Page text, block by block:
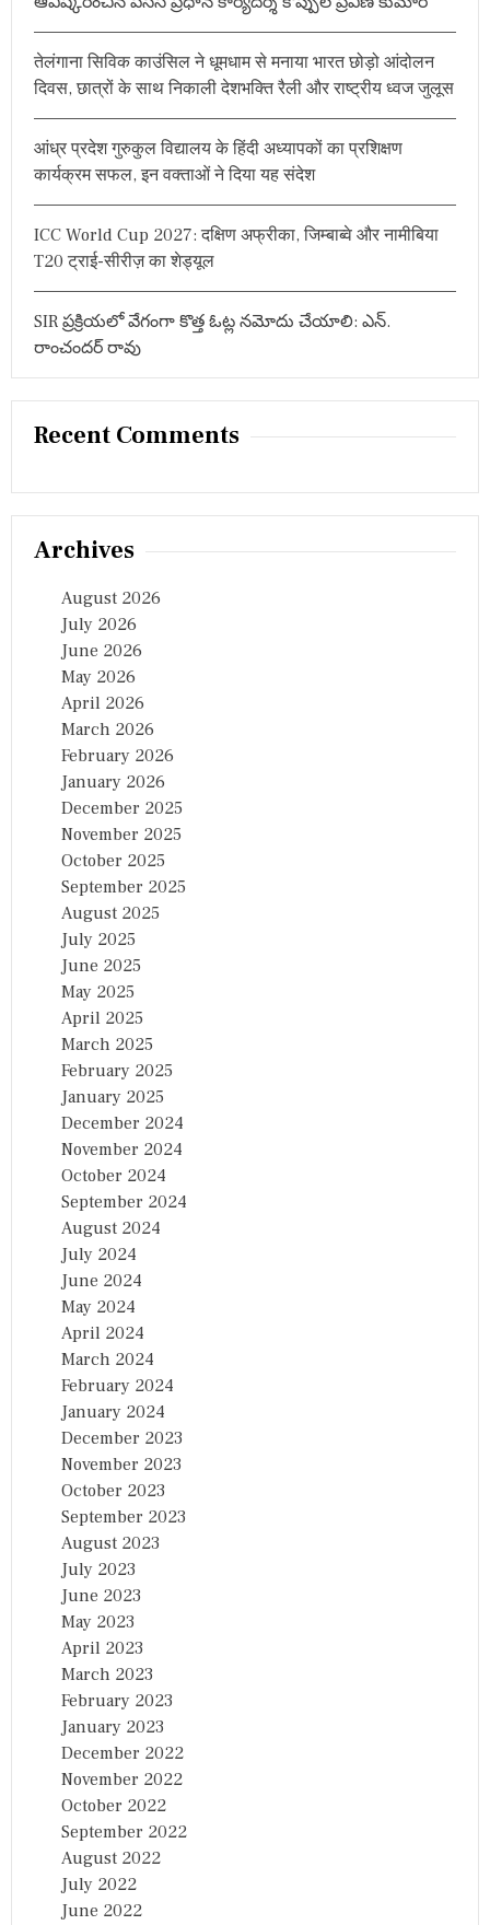
तेलंगाना सिविक काउंसिल ने धूमधाम से मनाया भारत छोड़ो आंदोलन
दिवस, छात्रों के साथ निकाली देशभक्ति रैली और राष्ट्रीय ध्वज जुलूस
आंध्र प्रदेश गुरुकुल विद्यालय के हिंदी अध्यापकों का प्रशिक्षण
कार्यक्रम सफल, इन वक्ताओं ने दिया यह संदेश
ICC World Cup 2027: दक्षिण अफ्रीका, जिम्बाब्वे और नामीबिया
T20 ट्राई-सीरीज़ का शेड्यूल
SIR ప్రక్రియలో వేగంగా కొత్త ఓట్ల నమోదు చేయాలి: ఎన్.
రాంచందర్ రావు
Recent Comments
Archives
August 2026
July 2026
June 2026
May 2026
April 2026
March 2026
February 2026
January 2026
December 2025
November 2025
October 2025
September 2025
August 2025
July 2025
June 2025
May 2025
April 2025
March 2025
February 2025
January 2025
December 2024
November 2024
October 2024
September 2024
August 2024
July 2024
June 2024
May 2024
April 2024
March 2024
February 2024
January 2024
December 2023
November 2023
October 2023
September 2023
August 2023
July 2023
June 2023
May 2023
April 2023
March 2023
February 2023
January 2023
December 2022
November 2022
October 2022
September 2022
August 2022
July 2022
June 2022